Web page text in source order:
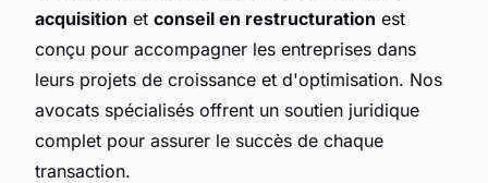
acquisition et conseil en restructuration est
conçu pour accompagner les entreprises dans
leurs projets de croissance et d'optimisation. Nos
avocats spécialisés offrent un soutien juridique
complet pour assurer le succès de chaque
transaction.